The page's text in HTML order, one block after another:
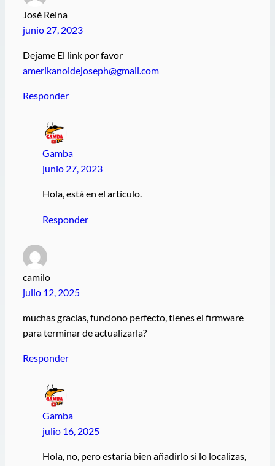
José Reina
junio 27, 2023
Dejame El link por favor
amerikanoidejoseph@gmail.com
Responder
Gamba
junio 27, 2023
Hola, está en el artículo.
Responder
camilo
julio 12, 2025
muchas gracias, funciono perfecto, tienes el firmware
para terminar de actualizarla?
Responder
Gamba
julio 16, 2025
Hola, no, pero estaría bien añadirlo si lo localizas,